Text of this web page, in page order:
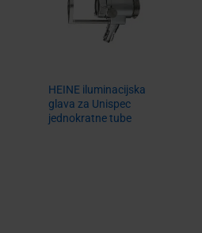
HEINE iluminacijska
glava za Unispec
jednokratne tube